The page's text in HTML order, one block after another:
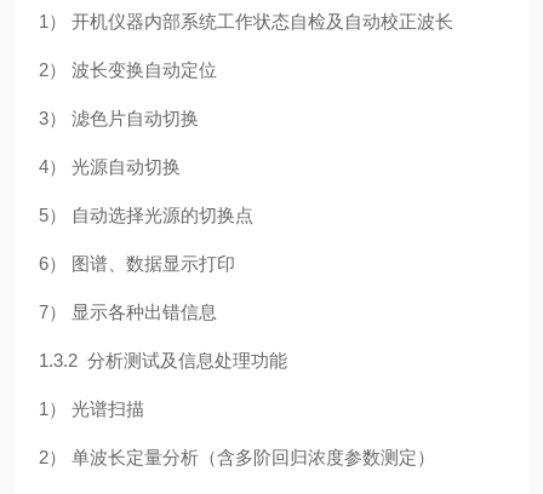
1） 开机仪器内部系统工作状态自检及自动校正波长
2） 波长变换自动定位
3） 滤色片自动切换
4） 光源自动切换
5） 自动选择光源的切换点
6） 图谱、数据显示打印
7） 显示各种出错信息
1.3.2 分析测试及信息处理功能
1） 光谱扫描
2） 单波长定量分析（含多阶回归浓度参数测定）